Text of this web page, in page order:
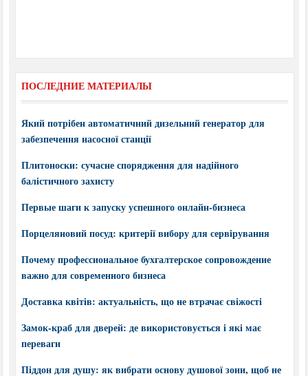
ПОСЛЕДНИЕ МАТЕРИАЛЫ
Який потрібен автоматичний дизельний генератор для
забезпечення насосної станції
Плитоноски: сучасне спорядження для надійного
балістичного захисту
Первые шаги к запуску успешного онлайн-бизнеса
Порцеляновий посуд: критерії вибору для сервірування
Почему профессиональное бухгалтерское сопровождение
важно для современного бизнеса
Доставка квітів: актуальність, що не втрачає свіжості
Замок-краб для дверей: де використовується і які має
переваги
Піддон для душу: як вибрати основу душової зони, щоб не